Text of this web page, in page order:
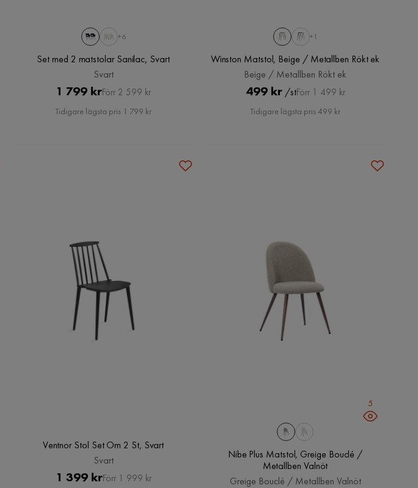
+6
Set med 2 matstolar Sanilac, Svart
Svart
Pris
1 799 krOriginal
Pris
Förr 2 599 kr
Tidigare lägsta pris 1 799 kr
+1
Winston Matstol, Beige / Metallben Rökt ek
Beige / Metallben Rökt ek
Pris
499 kr /stOriginal
Pris
Förr 1 499 kr
Tidigare lägsta pris 499 kr
Ventnor Stol Set Om 2 St, Svart
Svart
Pris
1 399 krOriginal
Förr 1 999 kr
5
Nibe Plus Matstol, Greige Bouclé /
Metallben Valnöt
Greige Bouclé / Metallben Valnöt